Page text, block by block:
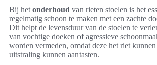
Bij het onderhoud van rieten stoelen is het
regelmatig schoon te maken met een zachte
Dit helpt de levensduur van de stoelen te
van vochtige doeken of agressieve
worden vermeden, omdat deze het riet
uitstraling kunnen aantasten.